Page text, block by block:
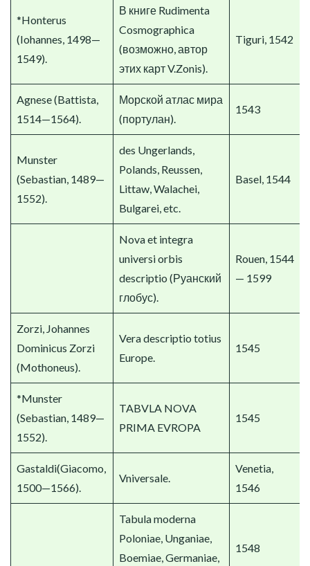
*Honterus
(Iohannes, 1498—
1549).
В книге Rudimenta
Cosmographica
(возможно, автор
этих карт V.Zonis).
Tiguri, 1542
Agnese (Battista,
1514—1564).
Морской атлас мира
(портулан).
1543
Munster
(Sebastian, 1489—
1552).
des Ungerlands,
Polands, Reussen,
Littaw, Walachei,
Bulgarei, etc.
Basel, 1544
Nova et integra
universi orbis
descriptio (Руанский
глобус).
Rouen, 1544
— 1599
Zorzi, Johannes
Dominicus Zorzi
(Mothoneus).
Vera descriptio totius
Europe.
1545
*Munster
(Sebastian, 1489—
1552).
TABVLA NOVA
PRIMA EVROPA
1545
Gastaldi(Giacomo,
1500—1566).
Vniversale.
Venetia,
1546
Tabula moderna
Poloniae, Unganiae,
Boemiae, Germaniae,
1548